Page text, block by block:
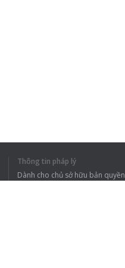
Thông tin pháp lý
Dành cho chủ sở hữu bản quyền